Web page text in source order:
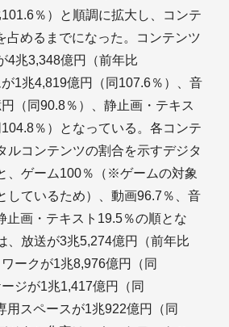
％）と順調に拡大し、コンテ
占めるまでになった。コンテンツ
4兆3,348億円（前年比
1兆4,819億円（同107.6％）、音
（同90.8％）、静止画・テキス
％）となっている。各コンテ
ルコンテンツの割合を示すデジタ
、ゲーム100％（※ゲームの対象
しているため）、動画96.7％、音
止画・テキスト19.5％の順とな
、放送が3兆5,274億円（前年比
ークが1兆8,976億円（同
ジが1兆1,417億円（同
用スペースが1兆922億円（同